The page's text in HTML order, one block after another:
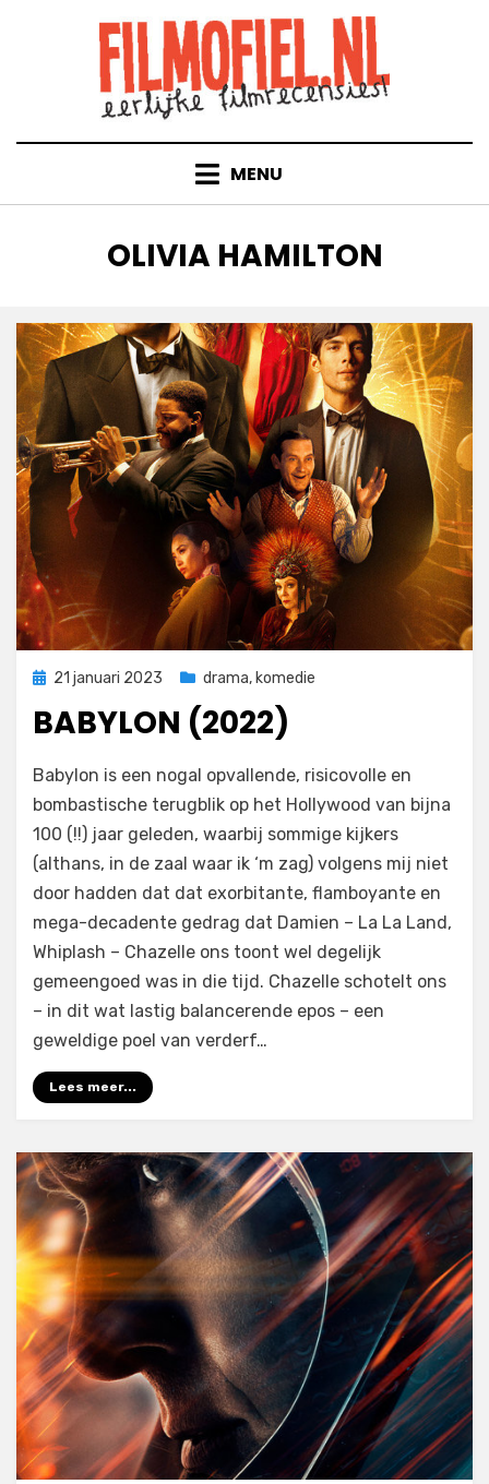
MENU
TAG
:
OLIVIA HAMILTON
Geplaatst
21 januari 2023 drama, komedie
BABYLON (2022)
door Filmofiel.nl
Babylon is een nogal opvallende, risicovolle en
bombastische terugblik op het Hollywood van bijna
100 (!!) jaar geleden, waarbij sommige kijkers
(althans, in de zaal waar ik ‘m zag) volgens mij niet
door hadden dat dat exorbitante, flamboyante en
mega-decadente gedrag dat Damien – La La Land,
Whiplash – Chazelle ons toont wel degelijk
gemeengoed was in die tijd. Chazelle schotelt ons
– in dit wat lastig balancerende epos – een
geweldige poel van verderf…
Lees meer...